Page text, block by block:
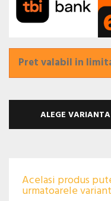
Pret valabil in
ALEGE VARIANTA
Acelasi produs
urmatoarele